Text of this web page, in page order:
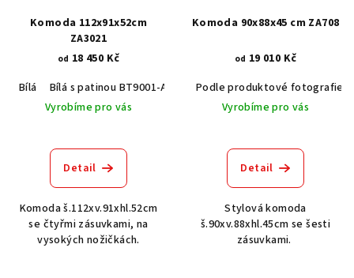
Komoda 112x91x52cm
ZA3021
od 18 450 Kč
Bílá
Bílá s patinou BT9001-A6 Černá RAL 9005
Šedá RAL 7037
Vyrobíme pro vás
Detail
Komoda š.112xv.91xhl.52cm
se čtyřmi zásuvkami, na
vysokých nožičkách.
Komoda 90x88x45 cm ZA708
od 19 010 Kč
Podle produktové fotografie
Vyrobíme pro vás
Detail
Stylová komoda
š.90xv.88xhl.45cm se šesti
zásuvkami.